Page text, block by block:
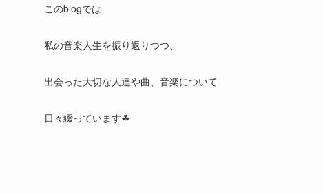
このblogでは
私の音楽人生を振り返りつつ、
出会った大切な人達や曲、音楽について
日々綴っています☘